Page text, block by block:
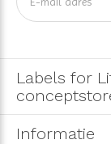
Labels for
Informatie